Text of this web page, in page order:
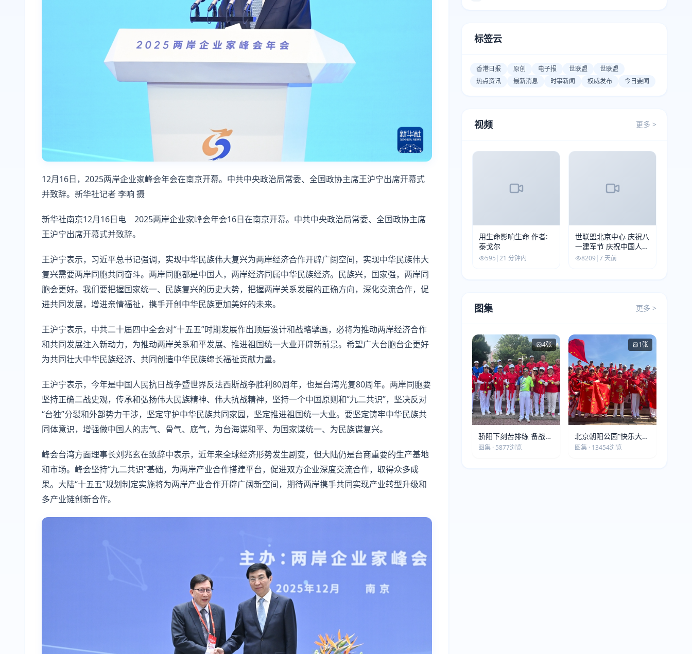
12月16日，2025两岸企业家峰会年会在南京开幕。中共中央政治局常委、全国政协主席王沪宁出席开幕式
并致辞。新华社记者 李响 摄
新华社南京12月16日电 2025两岸企业家峰会年会16日在南京开幕。中共中央政治局常委、全国政协主席
王沪宁出席开幕式并致辞。
王沪宁表示，习近平总书记强调，实现中华民族伟大复兴为两岸经济合作开辟广阔空间，实现中华民族伟大
复兴需要两岸同胞共同奋斗。两岸同胞都是中国人，两岸经济同属中华民族经济。民族兴，国家强，两岸同
胞会更好。我们要把握国家统一、民族复兴的历史大势，把握两岸关系发展的正确方向，深化交流合作，促
进共同发展，增进亲情福祉，携手开创中华民族更加美好的未来。
王沪宁表示，中共二十届四中全会对“十五五”时期发展作出顶层设计和战略擘画，必将为推动两岸经济合作
和共同发展注入新动力，为推动两岸关系和平发展、推进祖国统一大业开辟新前景。希望广大台胞台企更好
为共同壮大中华民族经济、共同创造中华民族绵长福祉贡献力量。
王沪宁表示，今年是中国人民抗日战争暨世界反法西斯战争胜利80周年，也是台湾光复80周年。两岸同胞要
坚持正确二战史观，传承和弘扬伟大民族精神、伟大抗战精神，坚持一个中国原则和“九二共识”，坚决反对
“台独”分裂和外部势力干涉，坚定守护中华民族共同家园，坚定推进祖国统一大业。要坚定铸牢中华民族共
同体意识，增强做中国人的志气、骨气、底气，为台海谋和平、为国家谋统一、为民族谋复兴。
峰会台湾方面理事长刘兆玄在致辞中表示，近年来全球经济形势发生剧变，但大陆仍是台商重要的生产基地
和市场。峰会坚持“九二共识”基础，为两岸产业合作搭建平台，促进双方企业深度交流合作，取得众多成
果。大陆“十五五”规划制定实施将为两岸产业合作开辟广阔新空间，期待两岸携手共同实现产业转型升级和
多产业链创新合作。
标签云
香港日报 原创 电子报 世联盟
世联盟
热点资讯
最新消息 时事新闻 权威发布 今日要闻
视频 更多 >
用生命影响生命 作者:
泰戈尔
595 |21 分钟内
世联盟北京中心 庆祝八
一建军节 庆祝中国人民
解放军建军99周年
8209 |7 天前
图集 更多 >
4张
骄阳下刻苦排练 备战第
五届莫斯科世界大健康
图集 · 5877浏览
1张
北京朝阳公园“快乐大本
营”建党105周年庆祝活
图集 · 13454浏览